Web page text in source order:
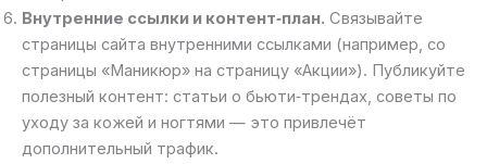
Внутренние ссылки и контент‑план. Связывайте
страницы сайта внутренними ссылками (например, со
страницы «Маникюр» на страницу «Акции»). Публикуйте
полезный контент: статьи о бьюти‑трендах, советы по
уходу за кожей и ногтями — это привлечёт
дополнительный трафик.